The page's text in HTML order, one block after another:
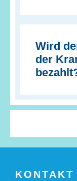
Wird
der
KONTAKT